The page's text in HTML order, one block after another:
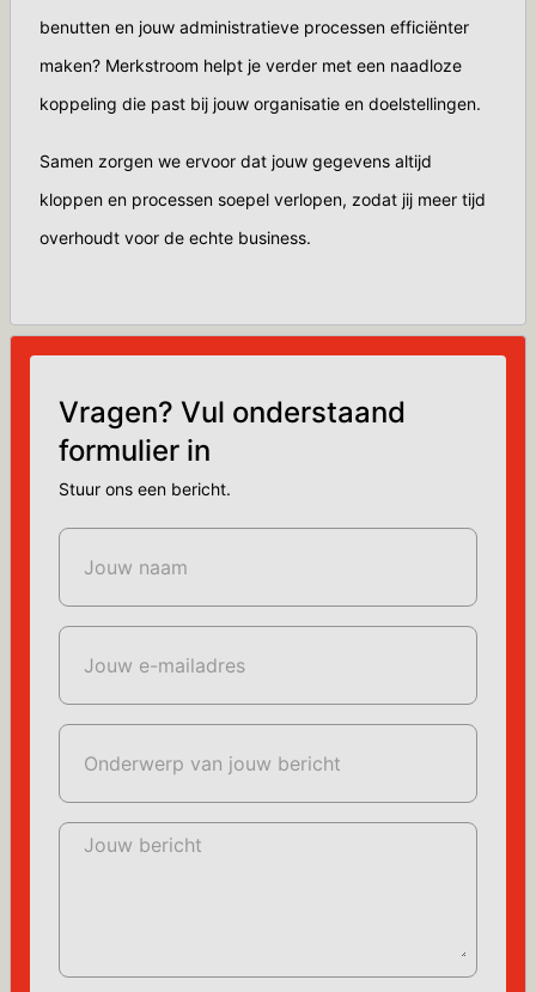
benutten en jouw administratieve processen efficiënter
maken? Merkstroom helpt je verder met een naadloze
koppeling die past bij jouw organisatie en doelstellingen.
Samen zorgen we ervoor dat jouw gegevens altijd
kloppen en processen soepel verlopen, zodat jij meer tijd
overhoudt voor de echte business.
Vragen? Vul onderstaand
formulier in
Stuur ons een bericht.
Jouw naam
Jouw e-mailadres
Onderwerp van jouw bericht
Jouw bericht